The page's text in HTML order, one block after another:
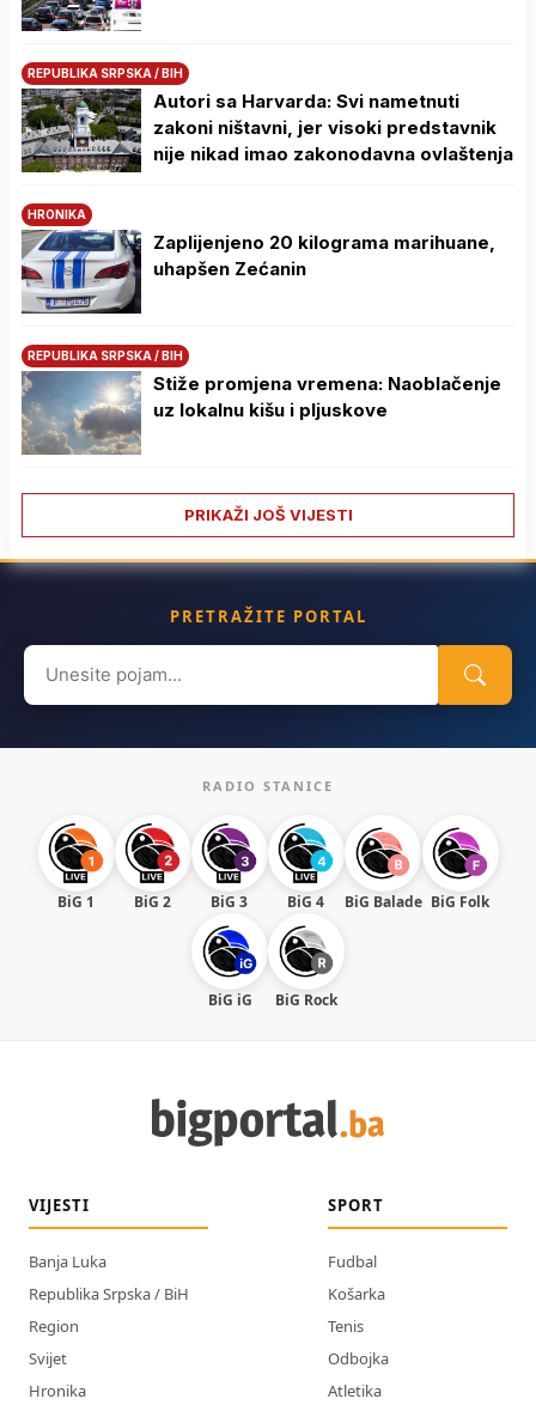
REPUBLIKA SRPSKA / BIH
Autori sa Harvarda: Svi nametnuti
zakoni ništavni, jer visoki predstavnik
nije nikad imao zakonodavna ovlaštenja
HRONIKA
Zaplijenjeno 20 kilograma marihuane,
uhapšen Zećanin
REPUBLIKA SRPSKA / BIH
Stiže promjena vremena: Naoblačenje
uz lokalnu kišu i pljuskove
PRIKAŽI JOŠ VIJESTI
PRETRAŽITE PORTAL
Search
for:
RADIO STANICE
BiG 1 BiG 2 BiG 3 BiG 4 BiG Balade BiG Folk
BiG iG BiG Rock
VIJESTI
Banja Luka
Republika Srpska / BiH
Region
Svijet
Hronika
SPORT
Fudbal
Košarka
Tenis
Odbojka
Atletika